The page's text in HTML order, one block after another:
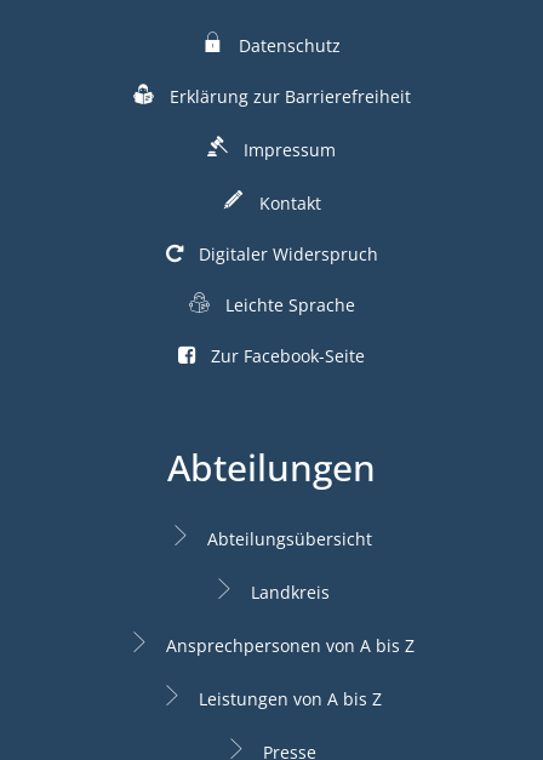
Datenschutz
Erklärung zur Barrierefreiheit
Impressum
Kontakt
Digitaler Widerspruch
Leichte Sprache
Zur Facebook-Seite
Abteilungen
Abteilungsübersicht
Landkreis
Ansprechpersonen von A bis Z
Leistungen von A bis Z
Presse